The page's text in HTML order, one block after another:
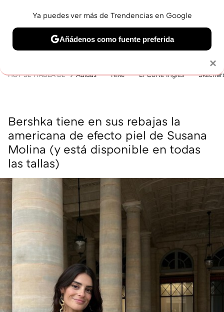
BELLEZA SHOPPING VIAJES GASTRO SNEAKERS
HOY SE HABLA DE Adidas Nike El Corte Inglés
Bershka tiene en sus rebajas la
americana de efecto piel de Susana
Molina (y está disponible en todas
las tallas)
×
Ya puedes ver más de Trendencias en Google
Añádenos como fuente preferida